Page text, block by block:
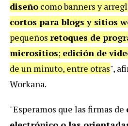
diseño como banners y
cortos para blogs y sitios
pequeños retoques de
micrositios; edición de
de un minuto, entre otras",
Workana.
"Esperamos que las firmas de